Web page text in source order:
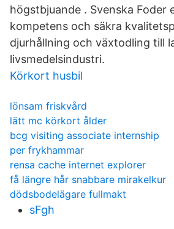
högstbjuande . Svenska Foder
kompetens och säkra
djurhållning och växtodling till
livsmedelsindustri.
Körkort husbil
lönsam friskvård
lätt mc körkort ålder
bcg visiting associate internship
per frykhammar
rensa cache internet explorer
få längre hår snabbare mirakelkur
dödsbodelägare fullmakt
sFgh